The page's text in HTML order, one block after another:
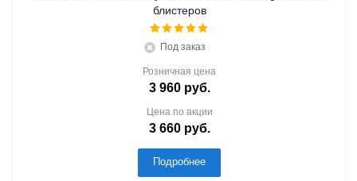
блистеров
Под заказ
Розничная цена
3 960руб.
Цена по акции
3 660руб.
Подробнее